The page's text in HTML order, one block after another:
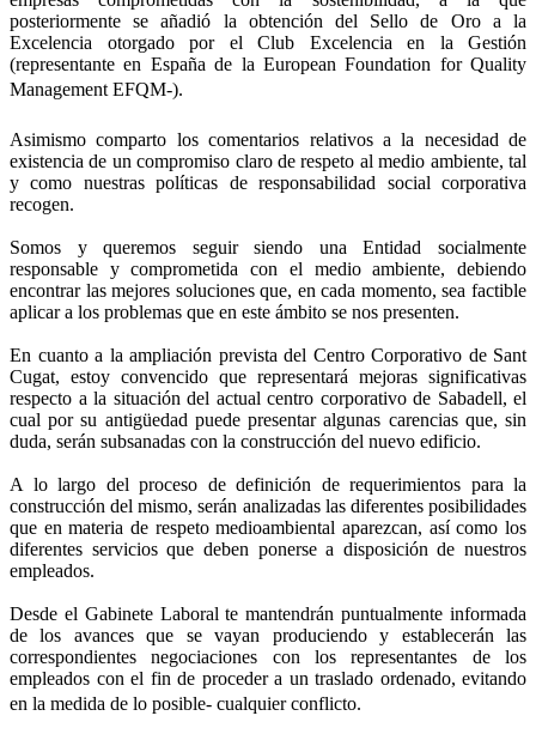
posteriormente se añadió la obtención del Sello de Oro a la
Excelencia otorgado por el Club Excelencia en la Gestión
(representante en España de la European Foundation for Quality
Management EFQM-).
Asimismo comparto los comentarios relativos a la necesidad de
existencia de un compromiso claro de respeto al medio ambiente, tal
y como nuestras políticas de responsabilidad social corporativa
recogen.
Somos y queremos seguir siendo una Entidad socialmente
responsable y comprometida con el medio ambiente, debiendo
encontrar las mejores soluciones que, en cada momento, sea factible
aplicar a los problemas que en este ámbito se nos presenten.
En cuanto a la ampliación prevista del Centro Corporativo de Sant
Cugat, estoy convencido que representará mejoras significativas
respecto a la situación del actual centro corporativo de Sabadell, el
cual por su antigüedad puede presentar algunas carencias que, sin
duda, serán subsanadas con la construcción del nuevo edificio.
A lo largo del proceso de definición de requerimientos para la
construcción del mismo, serán analizadas las diferentes posibilidades
que en materia de respeto medioambiental aparezcan, así como los
diferentes servicios que deben ponerse a disposición de nuestros
empleados.
Desde el Gabinete Laboral te mantendrán puntualmente informada
de los avances que se vayan produciendo y establecerán las
correspondientes negociaciones con los representantes de los
empleados con el fin de proceder a un traslado ordenado, evitando
en la medida de lo posible- cualquier conflicto.